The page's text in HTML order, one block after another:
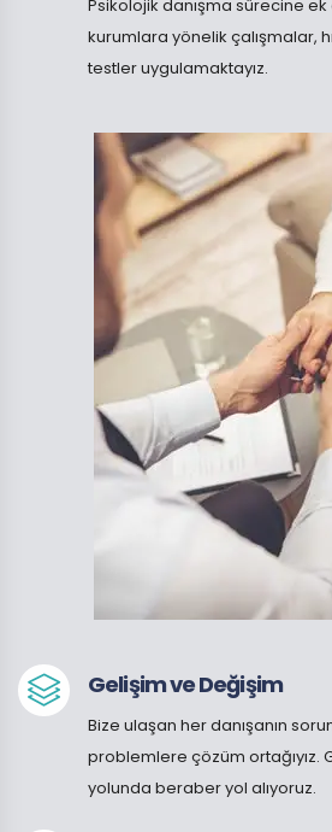
Psikolojik danışma sürecine
kurumlara yönelik çalışmalar,
testler uygulamaktayız.
Gelişim ve Değişim
Bize ulaşan her danışanın
problemlere çözüm ortağıyız.
yolunda beraber yol alıyoruz.